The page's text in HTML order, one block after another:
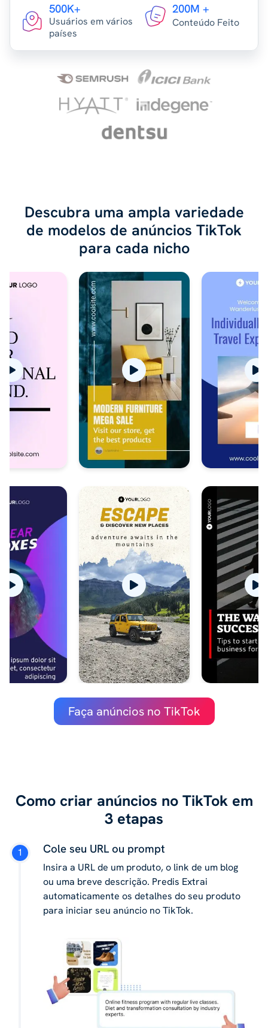
500K+
Usuários em vários
países
200M +
Conteúdo Feito
Descubra uma ampla variedade
de modelos de anúncios TikTok
para cada nicho
Faça anúncios no TikTok
Como criar anúncios no TikTok em
3 etapas
Cole seu URL ou prompt
Insira a URL de um produto, o link de um blog
ou uma breve descrição. Predis Extrai
automaticamente os detalhes do seu produto
para iniciar seu anúncio no TikTok.